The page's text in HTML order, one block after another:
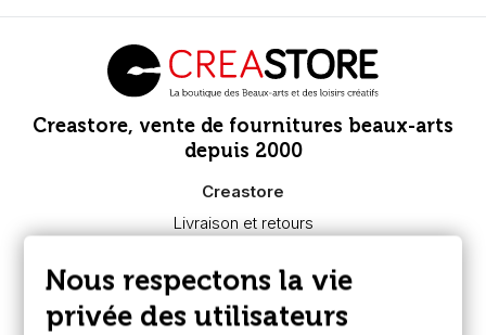
Creastore, vente de fournitures beaux-arts
depuis 2000
Creastore
Livraison et retours
Paiement sécurisé
FAQ
Boutique à Angers
Nous respectons la vie
privée des utilisateurs